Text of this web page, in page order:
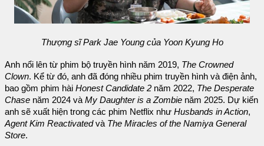
Thượng sĩ Park Jae Young của Yoon Kyung Ho
Anh nổi lên từ phim bộ truyền hình năm 2019, The Crowned
Clown. Kể từ đó, anh đã đóng nhiều phim truyền hình và điện ảnh,
bao gồm phim hài Honest Candidate 2 năm 2022, The Desperate
Chase năm 2024 và My Daughter is a Zombie năm 2025. Dự kiến
anh sẽ xuất hiện trong các phim Netflix như Husbands in Action,
Agent Kim Reactivatedvà The Miracles of the Namiya General
Store.